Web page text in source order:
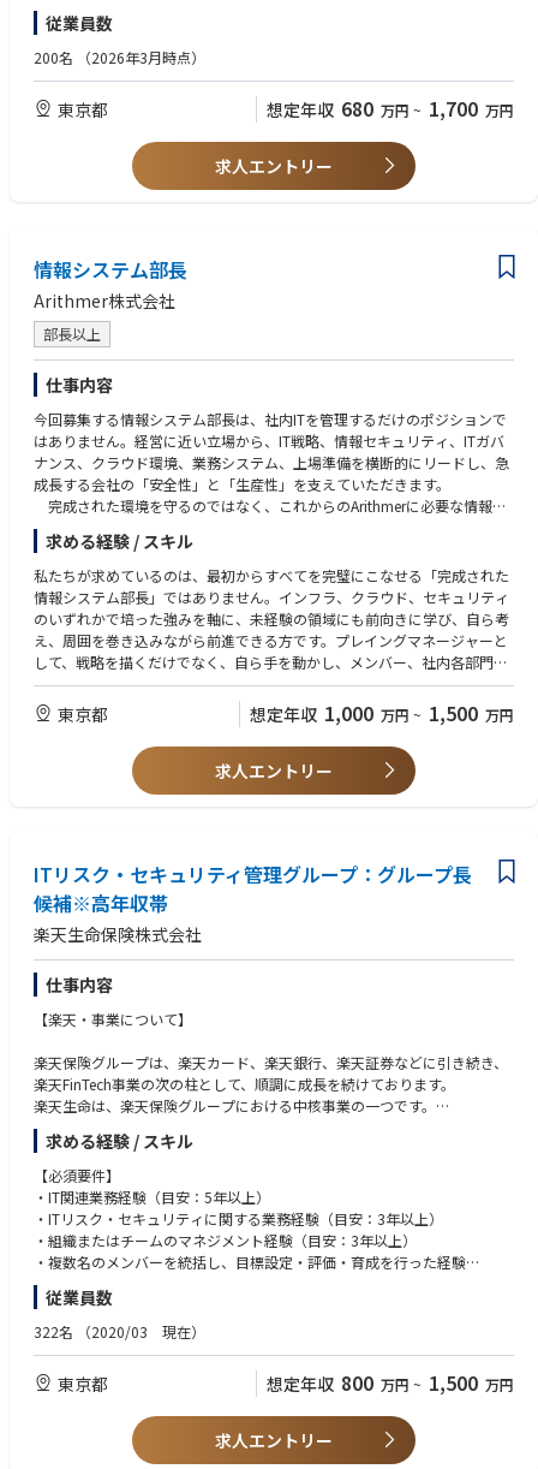
■業務内容
保険業界におけるITコンサルティング業務全般を担っていただきます。
◆IT戦略／モダナイゼーション
・中長期ITロードマップ策定、投資対効果（ROI）に基づく優先順位設計
理）
・推進体制の構築・最適化およびステークホルダー間の合意形成支援
◆フロント業務デジタル化／業務改革（BPR）
・非対面チャネル（Web・アプリ）の構築による顧客接点の高度化
・業務分析に基づくTo-Be設計および業務プロセス改革推進
・営業・事務・コールセンター等のDX戦略策定～実行支援
◆AI／テクノロジー活用
・音声認識・自然言語処理を活用したコールセンター高度化
・AI導入における運用設計・定着化（チェンジマネジメント）
・データ／AI戦略策定および基盤構築支援
◆データマネジメント／利活用
・DWHのクラウド移行およびデータ分析基盤の構築
・データ活用によるマーケティング高度化、不正検知ロジック開発
■やりがい
①金融特化×ドメイン知識の深いコンサルタントへ
ワンプールではなく金融領域特化のため、若いうちから専門性を集中して
今後不可避となる金融業界のレガシーモダナイゼーション+生成AI活用の
金融専門コンサルとして役員・部長級クラスのカウンターパートを早期に
担当していただくことで、業界理解×AI／テクノロジー両軸のスキルを習
プロジェクトの約半数が生成AI・データ活用領域です。
AI未経験でも、社内に多くのプロフェッショナルがおり実案件や社内講習
でキャッチアップが可能です。
金融×AIの領域で日本トップクラスの知見とネットワークを保有しており
ます。
③売上ノルマではなく、伴走型の“クライアントファースト”
Trustはグループ会社でイベント・セミナー運営をしていることもあり、金
ておりません。
売上至上主義ではなく、真にクライアントの課題に向き合う伴走型コンサ
ルティングを徹底しています。
コンサルタント個人にも、短期売上より顧客価値の最大化が求められる文
化となっています。
■求める人物像
・保険ビジネスの構造を理解し、ITを通じて変革をリードしたい方
・業務とITの両面から課題を捉え、実行まで推進できる方
・複雑なステークホルダーを巻き込みながらプロジェクトを推進できる方
・上流工程から顧客と直接対峙し、価値提供したい方
・裁量の大きい環境で、自身のキャリア・市場価値を高めたい方
・将来的にパートナー／経営層を目指したい方
■歓迎
・コンサルティングファームでの業務経験
・保険会社のIT部門またはシステム会社での経験
・基幹システム（契約管理・保全・保険金支払等）の知見
・大規模マイグレーション／モダナイゼーション経験
・クラウド、AI、データ基盤に関するプロジェクト経験
・チェンジマネジメントの経験
従業員数
200名 （2026年3月時点）
東京都 想定年収 680 万円 ~ 1,700 万円
求人エントリー
情報システム部長
Arithmer株式会社
部長以上
仕事内容
今回募集する情報システム部長は、社内ITを管理するだけのポジションで
はありません。経営に近い立場から、IT戦略、情報セキュリティ、ITガバ
ナンス、クラウド環境、業務システム、上場準備を横断的にリードし、急
成長する会社の「安全性」と「生産性」を支えていただきます。
完成された環境を守るのではなく、これからのArithmerに必要な情報シ
ステムの姿を、自ら考え、仲間とつくり上げていく仕事です。
求める経験 / スキル
私たちが求めているのは、最初からすべてを完璧にこなせる「完成された
情報システム部長」ではありません。インフラ、クラウド、セキュリティ
のいずれかで培った強みを軸に、未経験の領域にも前向きに学び、自ら考
え、周囲を巻き込みながら前進できる方です。プレイングマネージャーと
して、戦略を描くだけでなく、自ら手を動かし、メンバー、社内各部門、
経営陣、外部ベンダーと協力して課題を解決へ導いてください。率直に相
談できるチームを育て、自身の学びを仲間へ還元できる姿勢を歓迎しま
す。設計や判断の根拠、運用手順を丁寧に文書化し、最新のAI技術を安全
な業務改善へ結びつけられる方であれば、活躍の幅は大きく広がります。
すべての要件を今すぐ満たす必要はありません。一方で、任された役割に
ついては、課題を曖昧なままにせず、期限、品質、リスク低減などの目標
先端AIの社会実装を内側から支える。未来を予測するだけでなく、仲間と
未来をつくりたい方をお待ちしています。
【必須スキル・経験】
■セキュリティ戦略の立案・実行経験
■クラウド環境（AWS、Azure、GCPなど）の知識・構築経験
■プログラミングの経験
【歓迎スキル・経験】
■ITシステム・インフラの管理・運用
■情報セキュリティ、ITガバナンスの経験
■プレイングマネージャーとしての業務経験
■ベンダー折衝経験
■セキュリティ関連製品・ソリューションの選定、導入、運用経験
■ネットワークセキュリティの設計・構築・運用およびトラブルシューテ
ィングの経験
■SaaS（業務システム）の選定、導入、運用経験
■クラウド環境（AWS、Azure、GCPなど）におけるセキュリティ対策経
験
■CSPM・脆弱性診断の運用経験
■ISMS審査対応経験
■Pマーク審査対応経験
■セキュリティ教育・啓発経験
■ITGC（J-Sox）の対応経験
東京都 想定年収 1,000 万円 ~ 1,500 万円
求人エントリー
ITリスク・セキュリティ管理グループ：グループ長
候補※高年収帯
楽天生命保険株式会社
仕事内容
【楽天・事業について】
楽天保険グループは、楽天カード、楽天銀行、楽天証券などに引き続き、
楽天FinTech事業の次の柱として、順調に成長を続けております。
楽天生命は、楽天保険グループにおける中核事業の一つです。
シンプルな定期保険・終身保険や、医療保険・がん保険、認知症保険、若
年層向けの総合安心保険、さらに住宅ローン向けの団体信用生命保険など
を販売しています。
全国で展開する対面代理店チャネルや、楽天会員基盤を中心に幅広く展開
するインターネットチャネルなど、様々なご提案経路を有しております。
身近でありそうな生命保険会社として、また楽天グループの技術力を相談
した先進的な生命保険会社として画期的な保険ソリューションを提供して
【展開・サービスについて】
情報システム本部は楽天保険グループのIT基盤を支える役割を担っていま
す。お客様の大切なご契約をお預かりする基幹システムの維持・管理に加
企業活動に密接に関係を持ちながら業務を進めております。
求める経験 / スキル
【必須要件】
・IT関連業務経験（目安：5年以上）
・ITリスク・セキュリティに関する業務経験（目安：3年以上）
・組織またはチームのマネジメント経験（目安：3年以上）
・複数名のメンバーを統括し、目標設定・評価・育成を行った経験
・部門横断での調整、合意形成を導いた経験
・コミュニケーションスキル（日本語）
【歓迎要件】
・情報セキュリティ監視、インシデント対応、脆弱性対応の経験
・コンプライアンス関連の知識や実務経験
・保険業界、金融業界のIT開発業務経験
・ITリスク／セキュリティ領域における組織立ち上げ、体制強化の経験
・経営層向けレポーティング、委員会体（リスク委員会等）への説明経験
従業員数
322名 （2020/03 現在）
東京都 想定年収 800 万円 ~ 1,500 万円
求人エントリー